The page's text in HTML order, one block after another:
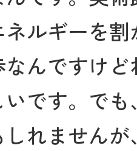
ルギーを
んですけ
です。で
れません